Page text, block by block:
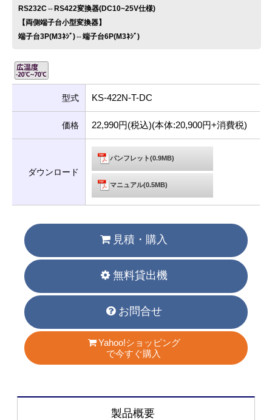
RS232C⇔RS422変換器(DC10~25V仕様)
【両側端子台小型変換器】
端子台3P(M3ﾈｼﾞ)⇔端子台6P(M3ﾈｼﾞ)
型式 KS-422N-T-DC
価格 22,990円(税込)(本体:20,900円+消費税)
ダウンロード
パンフレット(0.9MB)
マニュアル(0.5MB)
見積・購入
無料貸出機
お問合せ
Yahoo!ショッピング
で今すぐ購入
製品概要